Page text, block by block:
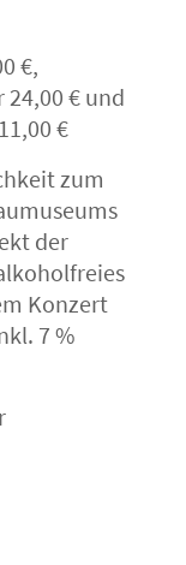
€,
€ und
€
zum
der
Konzert
7 %